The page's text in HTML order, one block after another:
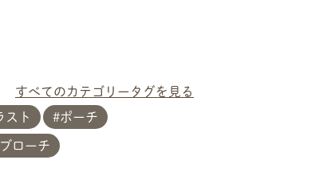
スト ポーチ
ブローチ
すべてのカテゴリータグを見る